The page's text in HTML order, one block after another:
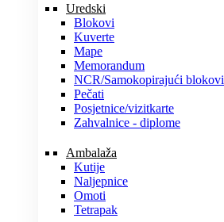
Uredski
Blokovi
Kuverte
Mape
Memorandum
NCR/Samokopirajući blokovi
Pečati
Posjetnice/vizitkarte
Zahvalnice - diplome
Ambalaža
Kutije
Naljepnice
Omoti
Tetrapak